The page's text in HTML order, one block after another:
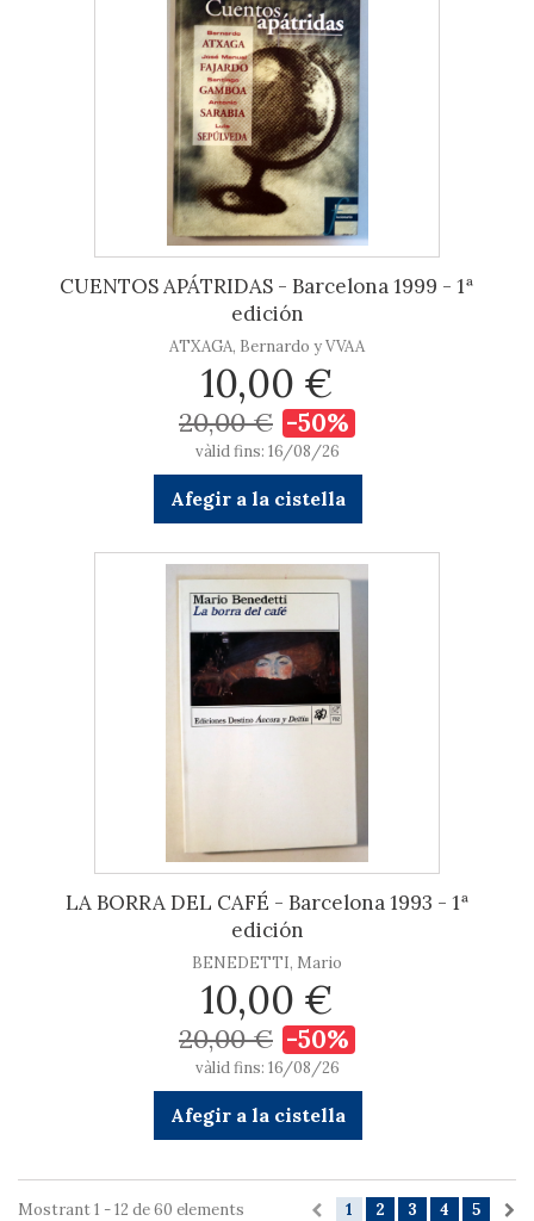
CUENTOS APÁTRIDAS - Barcelona 1999 - 1ª
edición
ATXAGA, Bernardo y VVAA
10,00 €
20,00 € -50%
vàlid fins: 16/08/26
Afegir a la cistella
LA BORRA DEL CAFÉ - Barcelona 1993 - 1ª
edición
BENEDETTI, Mario
10,00 €
20,00 € -50%
vàlid fins: 16/08/26
Afegir a la cistella
1 2 3 4 5
Mostrant 1 - 12 de 60 elements